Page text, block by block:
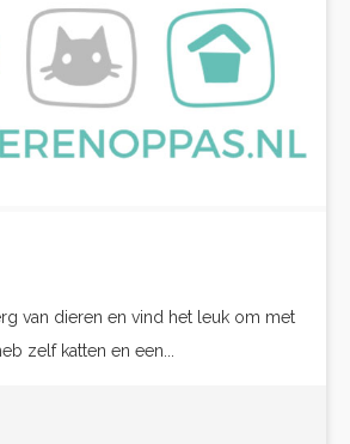
van dieren en vind het leuk om met
zelf katten en een...